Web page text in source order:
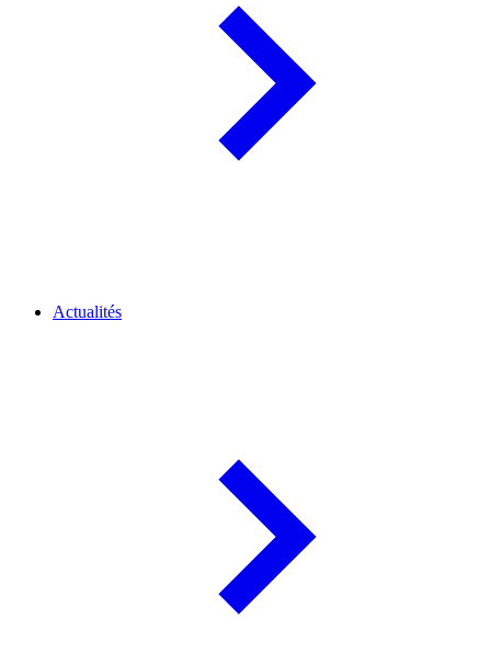
Actualités